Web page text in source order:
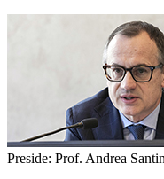
Preside: Prof. Andrea